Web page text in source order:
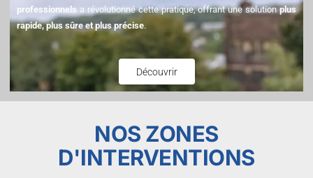
professionnels a révolutionné cette pratique, offrant une solution plus
rapide, plus sûre et plus précise.
Découvrir
NOS ZONES
D'INTERVENTIONS